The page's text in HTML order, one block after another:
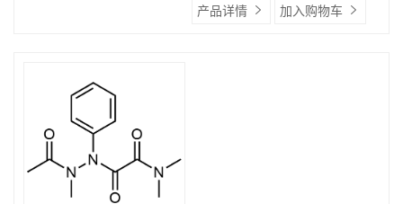
产品详情 加入购物车